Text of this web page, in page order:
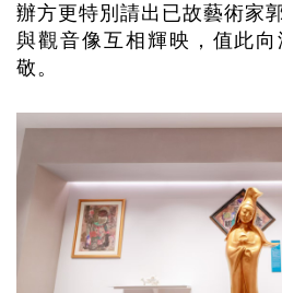
辦方更特別請出已故藝術家
與觀音像互相輝映，值此
敬。